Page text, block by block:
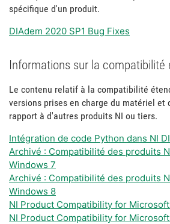
spécifique d'un produit.
DIAdem 2020 SP1 Bug Fixes
Informations sur la compatibilité
Le contenu relatif à la compatibilité
versions prises en charge du matériel et
rapport à d'autres produits NI ou tiers.
Intégration de code Python dans NI
Archivé : Compatibilité des produits
Windows 7
Archivé : Compatibilité des produits
Windows 8
NI Product Compatibility for Microsoft
NI Product Compatibility for